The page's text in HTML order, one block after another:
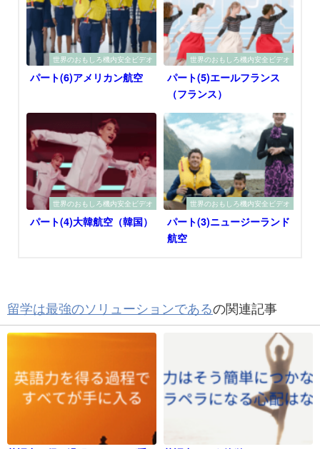
世界のおもしろ機内安全ビデオ
パート(6)アメリカン航空
世界のおもしろ機内安全ビデオ
パート(5)エールフランス
（フランス）
世界のおもしろ機内安全ビデオ
パート(4)大韓航空（韓国）
世界のおもしろ機内安全ビデオ
パート(3)ニュージーランド
航空
留学は最強のソリューションであるの関連記事